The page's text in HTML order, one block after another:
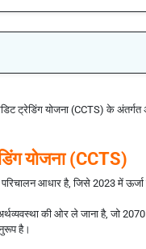
ट्रेडिंग योजना (CCTS) के अंतर्गत
योजना (CCTS)
परिचालन आधार है, जिसे 2023 में
की ओर ले जाना है, जो
है।